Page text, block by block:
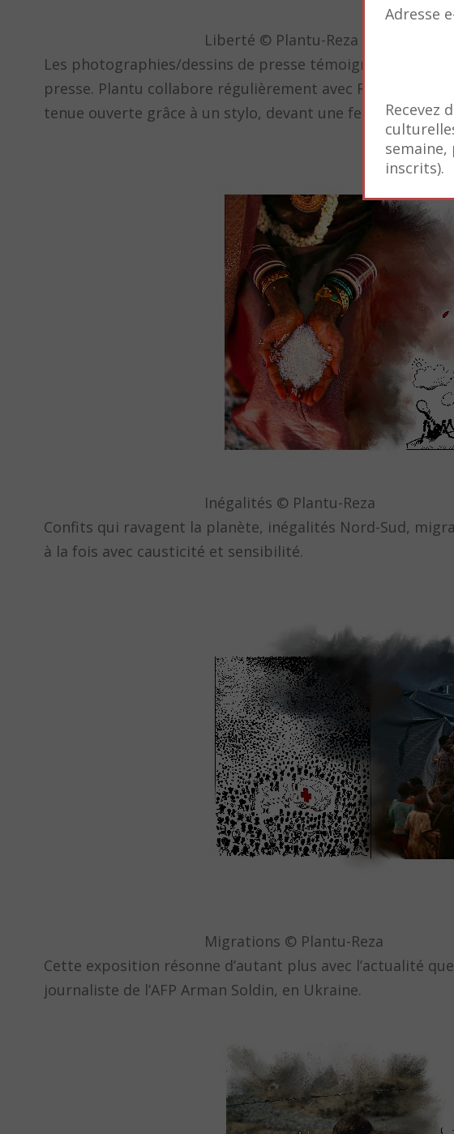
Liberté © Plantu-Reza
Les photographies/dessins de presse témoignent de la
presse. Plantu collabore régulièrement avec Reporters
tenue ouverte grâce à un stylo, devant une fenêtre qui se
Inégalités © Plantu-Reza
Confits qui ravagent la planète, inégalités Nord-Sud,
à la fois avec causticité et sensibilité.
Migrations © Plantu-Reza
Cette exposition résonne d’autant plus avec l’actualité
journaliste de l’AFP Arman Soldin, en Ukraine.
Adresse
Recevez
semaine,
inscrits).